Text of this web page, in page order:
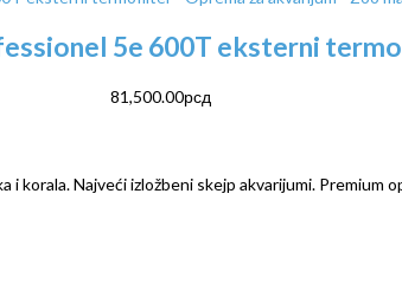
5e 600T eksterni
81,500.00рсд
Najveći izložbeni skejp akvarijumi. Premium